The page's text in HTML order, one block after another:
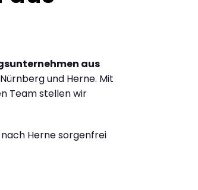
aus
und Herne. Mit
Team stellen wir
Herne sorgenfrei